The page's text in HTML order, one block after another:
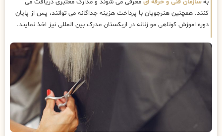
کنند. همچنین هنرجویان با پرداخت هزینه جداگانه می توانند، پس از پایان
دوره اموزش کوتاهی مو زنانه در ازبکستان مدرک بین المللی نیز اخذ نمایند.